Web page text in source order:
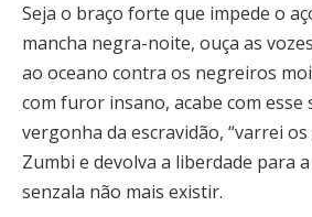
Seja o braço forte que impede o
mancha negra-noite, ouça as
ao oceano contra os negreiros
com furor insano, acabe com esse
vergonha da escravidão, “varrei os
Zumbi e devolva a liberdade para
senzala não mais existir.